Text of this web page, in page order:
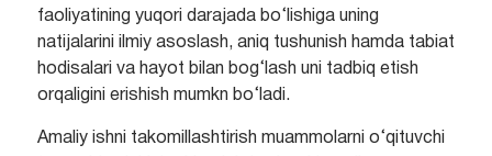
faoliyatining yuqori darajada bo‘lishiga uning
natijalarini ilmiy asoslash, aniq tushunish hamda tabiat
hodisalari va hayot bilan bog‘lash uni tadbiq etish
orqaligini erishish mumkn bo‘ladi.
Amaliy ishni takomillashtirish muammolarni o‘qituvchi